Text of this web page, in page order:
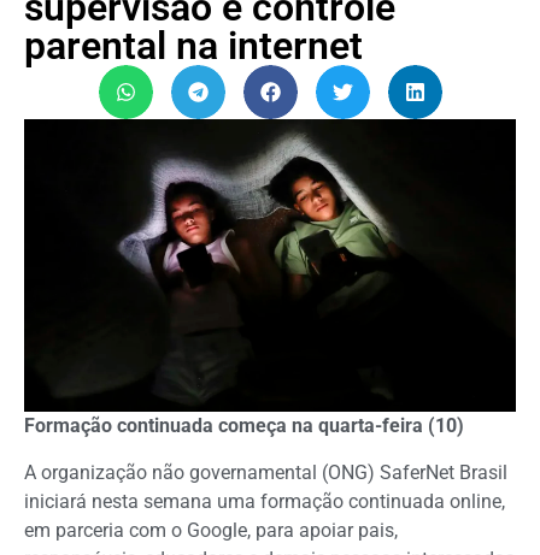
parental na internet
Formação continuada começa na quarta-feira (10)
A organização não governamental (ONG) SaferNet Brasil
iniciará nesta semana uma formação continuada online,
em parceria com o Google, para apoiar pais,